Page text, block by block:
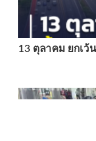
13 ตุลาคม ยกเว้